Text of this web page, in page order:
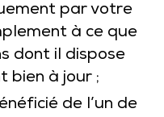
par votre
à ce que
dont il dispose
bien à jour ;
de l’un de